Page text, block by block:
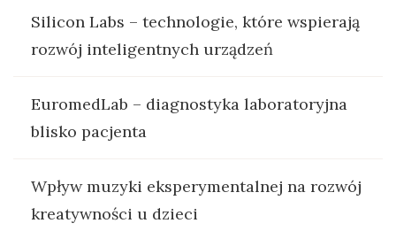
Silicon Labs – technologie, które wspierają
rozwój inteligentnych urządzeń
EuromedLab – diagnostyka laboratoryjna
blisko pacjenta
Wpływ muzyki eksperymentalnej na rozwój
kreatywności u dzieci